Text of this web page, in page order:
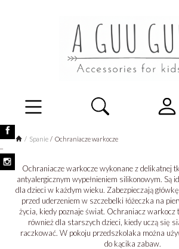
Spanie Ochraniacze warkocze
Ochraniacze warkocze wykonane z delikatnej
antyalergicznym wypełnieniem silikonowym. Są
dla dzieci w każdym wieku. Zabezpieczają
przed uderzeniem w szczebelki łóżeczka na
życia, kiedy poznaje świat. Ochraniacz warkocz
również dla starszych dzieci, kiedy uczą się
raczkować. W pokoju przedszkolaka można
do kącika zabaw.